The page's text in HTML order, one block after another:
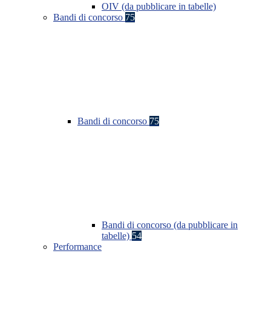
OIV (da pubblicare in tabelle)
Bandi di concorso 75
Bandi di concorso 75
Bandi di concorso (da pubblicare in
tabelle) 54
Performance